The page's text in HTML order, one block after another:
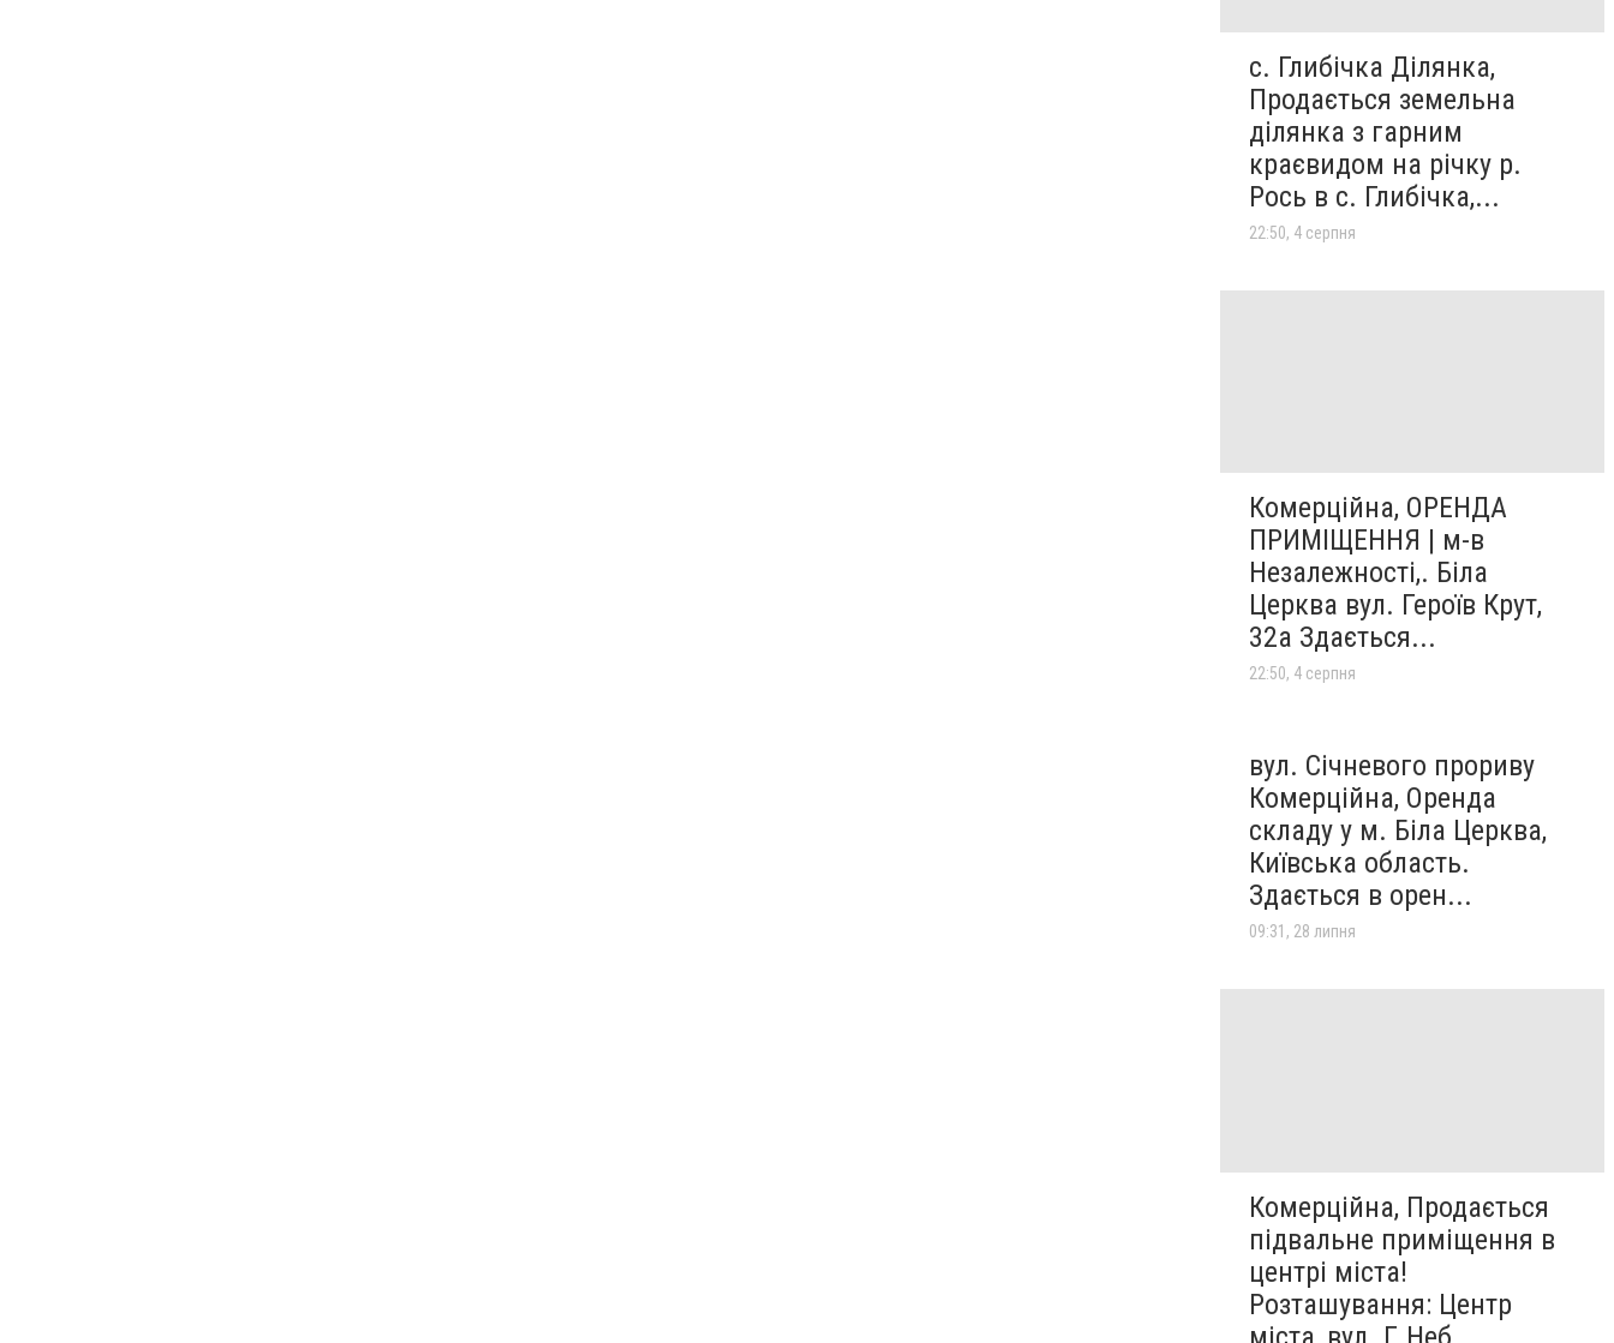
с. Глибічка Ділянка,
Продається земельна
ділянка з гарним
краєвидом на річку р.
Рось в с. Глибічка,...
22:50, 4 серпня
Комерційна, ОРЕНДА
ПРИМІЩЕННЯ | м-в
Незалежності,. Біла
Церква вул. Героїв Крут,
32а Здається...
22:50, 4 серпня
вул. Січневого прориву
Комерційна, Оренда
складу у м. Біла Церква,
Київська область.
Здається в орен...
09:31, 28 липня
Комерційна, Продається
підвальне приміщення в
центрі міста!
Розташування: Центр